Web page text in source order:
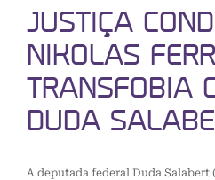
JUSTIÇA
NIKOLAS
TRANSFOBIA
DUDA
A deputada federal Duda